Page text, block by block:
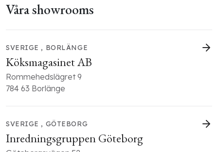
Våra showrooms
SVERIGE , BORLÄNGE
Köksmagasinet AB
Rommehedslägret 9
784 63 Borlänge
SVERIGE , GÖTEBORG
Inredningsgruppen Göteborg